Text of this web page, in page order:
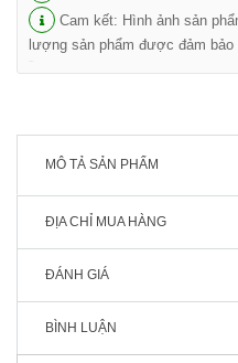
Cam kết: Hình ảnh sản
lượng sản phẩm được đảm
MÔ TẢ SẢN PHẨM
ĐỊA CHỈ MUA HÀNG
ĐÁNH GIÁ
BÌNH LUẬN